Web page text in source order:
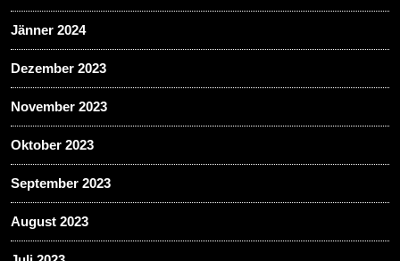
Jänner 2024
Dezember 2023
November 2023
Oktober 2023
September 2023
August 2023